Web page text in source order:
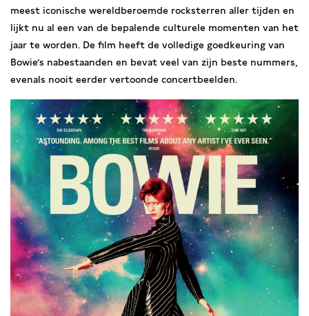
meest iconische wereldberoemde rocksterren aller tijden en
lijkt nu al een van de bepalende culturele momenten van het
jaar te worden. De film heeft de volledige goedkeuring van
Bowie’s nabestaanden en bevat veel van zijn beste nummers,
evenals nooit eerder vertoonde concertbeelden.